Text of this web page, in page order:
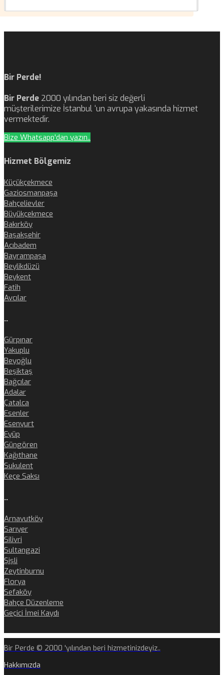
Bir Perde!
Bir Perde 2000 yılından beri siz değerli
müşterilerimize İstanbul ‘un avrupa yakasında hizmet
vermektedir.
Bize Whatsapp'dan yazın..
Hizmet Bölgemiz
Küçükçekmece
Gaziosmanpaşa
Bahçelievler
Büyükçekmece
Bakırköy
Başakşehir
Acıbadem
Bayrampaşa
Beylikdüzü
Beykent
Fatih
Avcılar
..
Gürpınar
Yakuplu
Beyoğlu
Beşiktaş
Bağcılar
Adalar
Çatalca
Esenler
Esenyurt
Eyüp
Güngören
Kağıthane
Sukulent
Keçe Saksı
..
Arnavutköy
Sarıyer
Silivri
Sultangazi
Şişli
Zeytinburnu
Florya
Sefaköy
Bahçe Düzenleme
Geçici İmei Kaydı
Bir Perde © 2000 'yılından beri hizmetinizdeyiz..
Hakkımızda